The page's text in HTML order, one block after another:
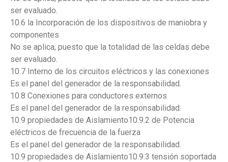
ser evaluado.
10.6 la Incorporación de los dispositivos de maniobra y
componentes
No se aplica, puesto que la totalidad de las celdas debe
ser evaluado.
10.7 Interno de los circuitos eléctricos y las conexiones
Es el panel del generador de la responsabilidad.
10.8 Conexiones para conductores externos
Es el panel del generador de la responsabilidad.
10.9 propiedades de Aislamiento10.9.2 de Potencia
eléctricos de frecuencia de la fuerza
Es el panel del generador de la responsabilidad.
10.9 propiedades de Aislamiento10.9.3 tensión soportada